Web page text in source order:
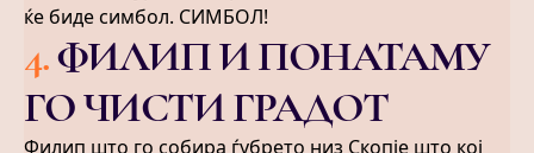
ќе биде симбол. СИМБОЛ!
4.ФИЛИП И ПОНАТАМУ
ГО ЧИСТИ ГРАДОТ
Филип што го собира ѓубрето низ Скопје што кој